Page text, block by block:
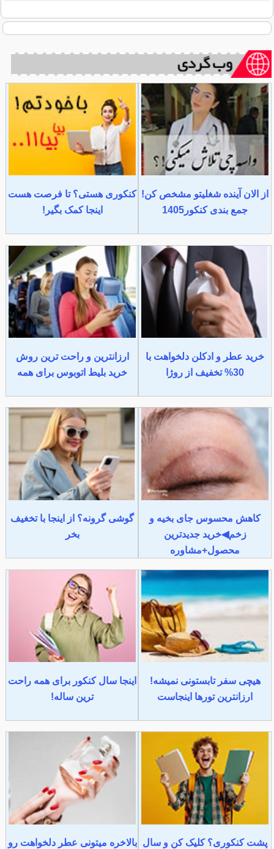
از الان آینده شغلیتو مشخص کن!
جمع بندی کنکور1405
کنکوری هستی؟ تا فرصت هست
اینجا کمک بگیر!
خرید عطر و ادکلن دلخواهت با
30% تخفیف از روژا
ارزانترین و راحت ترین روش
خرید بلیط اتوبوس برای همه
کاهش محسوس جای بخیه و
زخم◀خرید جدیدترین
محصول+مشاوره
گوشی گرونه؟ از اینجا با تخغیف
بخر
هیچی سفر تابستونی نمیشه!
ارزانترین تورها اینجاست
اینجا سال کنکور برای همه راحت
ترین ساله!
پشت کنکوری؟ کلیک کن و سال
بالاخره میتونی عطر دلخواهت رو